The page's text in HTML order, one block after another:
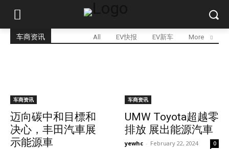
车商资讯 All EV快报 EV新车 More
车商资讯
迈向碳中和目標和
决心，丰田汽車展
示能源車
车商资讯
UMW Toyota超越零
排放 展出能源汽車
yewhc - February 22, 2024 0